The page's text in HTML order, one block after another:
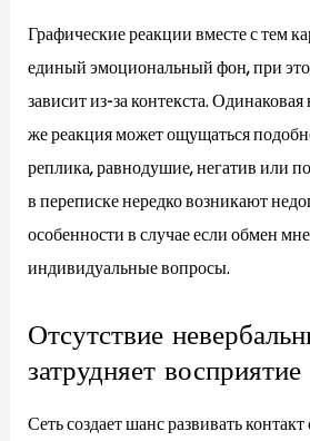
Графические реакции вместе с тем
единый эмоциональный фон, при
зависит из-за контекста. Одинаковая
же реакция может ощущаться
реплика, равнодушие, негатив или
в переписке нередко возникают
особенности в случае если обмен
индивидуальные вопросы.
Отсутствие
затрудняет восприятие
Сеть создает шанс развивать